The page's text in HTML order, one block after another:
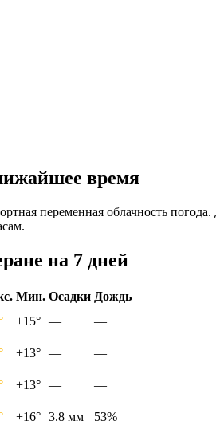
время
переменная облачность
на 7 дней
Мин. Осадки Дождь
+15° —
—
+13° —
—
+13° —
—
+16° 3.8 мм
53%